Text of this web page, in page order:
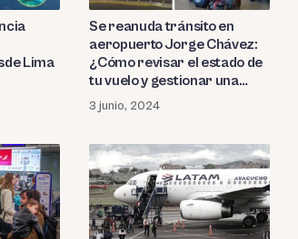
Lima
Se reanuda tránsito en
aeropuerto Jorge Chávez:
¿Cómo revisar el estado de
tu vuelo y gestionar una
nueva reserva?
3 junio, 2024